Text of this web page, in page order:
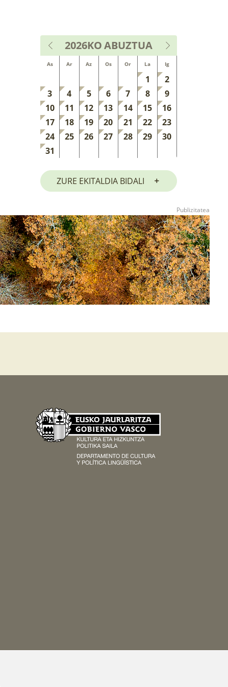
2026KOABUZTUA
As Ar Az Os Or La Ig
1
2
3
4 5 6 7 8
9
10
11 12 13 14 15
16
17
18 19 20 21 22
23
24
25 26 27 28 29
30
31
ZURE EKITALDIA BIDALI